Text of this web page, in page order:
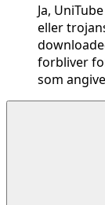
Ja,
eller
forbliver
som